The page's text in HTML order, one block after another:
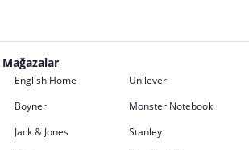
English Home
Unilever
Boyner
Monster Notebook
Jack & Jones
Stanley